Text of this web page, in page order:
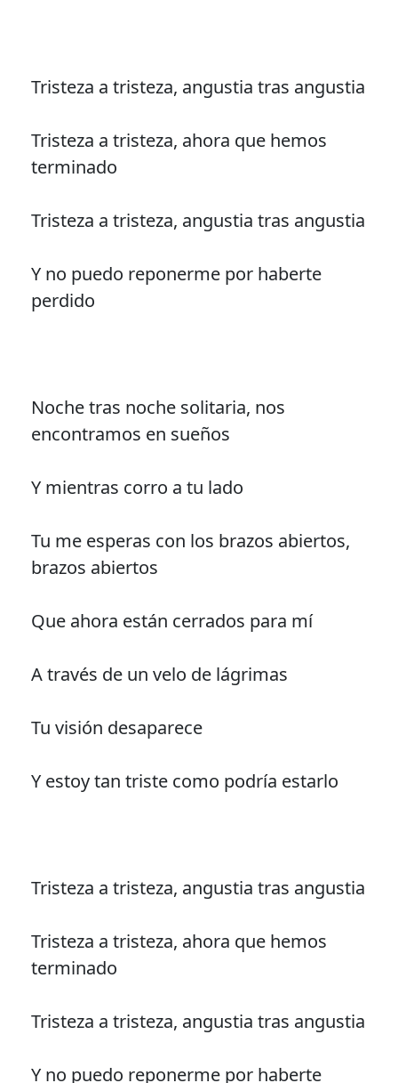
Tristeza a tristeza, angustia tras angustia
Tristeza a tristeza, ahora que hemos
terminado
Tristeza a tristeza, angustia tras angustia
Y no puedo reponerme por haberte
perdido
Noche tras noche solitaria, nos
encontramos en sueños
Y mientras corro a tu lado
Tu me esperas con los brazos abiertos,
brazos abiertos
Que ahora están cerrados para mí
A través de un velo de lágrimas
Tu visión desaparece
Y estoy tan triste como podría estarlo
Tristeza a tristeza, angustia tras angustia
Tristeza a tristeza, ahora que hemos
terminado
Tristeza a tristeza, angustia tras angustia
Y no puedo reponerme por haberte